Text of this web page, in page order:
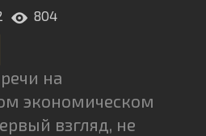
804
на
экономическом
взгляд, не